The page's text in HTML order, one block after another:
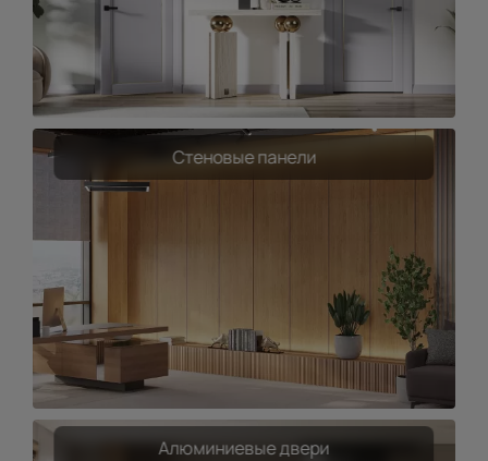
Стеновые панели
Алюминиевые двери